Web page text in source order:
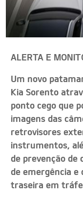
ALERTA E
Um novo
Kia Sorento
ponto cego que
imagens das
retrovisores
instrumentos,
de prevenção
de emergência e
traseira em